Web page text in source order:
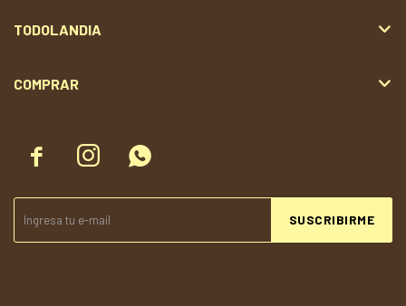
  
SUSCRIBIRME
TODOLANDIA
COMPRAR